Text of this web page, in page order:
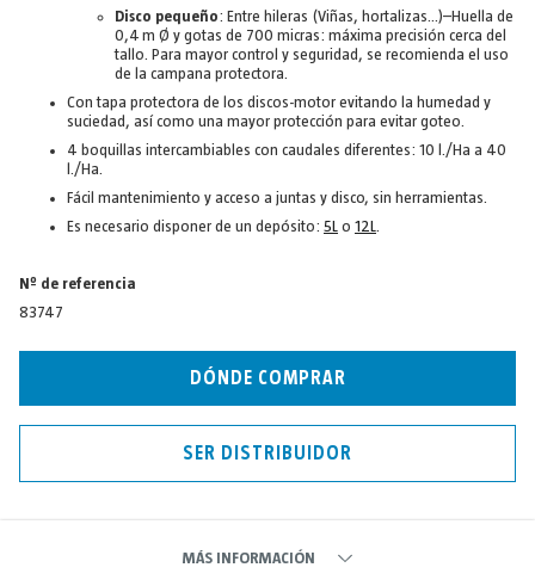
Disco pequeño: Entre hileras (Viñas, hortalizas...)–Huella de
0,4 m Ø y gotas de 700 micras: máxima precisión cerca del
tallo. Para mayor control y seguridad, se recomienda el uso
de la campana protectora.
Con tapa protectora de los discos-motor evitando la humedad y
suciedad, así como una mayor protección para evitar goteo.
4 boquillas intercambiables con caudales diferentes: 10 l./Ha a 40
l./Ha.
Fácil mantenimiento y acceso a juntas y disco, sin herramientas.
Es necesario disponer de un depósito: 5L o 12L.
Nº de referencia
83747
DÓNDE COMPRAR
SER DISTRIBUIDOR
MÁS INFORMACIÓN